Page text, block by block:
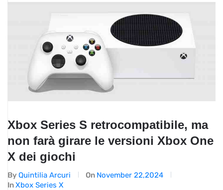
Xbox Series S retrocompatibile, ma
non farà girare le versioni Xbox One
X dei giochi
By Quintilia Arcuri On November 22,2024
InXbox Series X